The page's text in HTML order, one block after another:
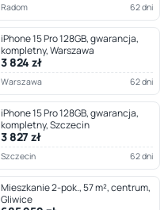
Radom 62 dni
iPhone 15 Pro 128GB, gwarancja,
kompletny, Warszawa
3 824 zł
Warszawa 62 dni
iPhone 15 Pro 128GB, gwarancja,
kompletny, Szczecin
3 827 zł
Szczecin 62 dni
Mieszkanie 2-pok., 57 m², centrum,
Gliwice